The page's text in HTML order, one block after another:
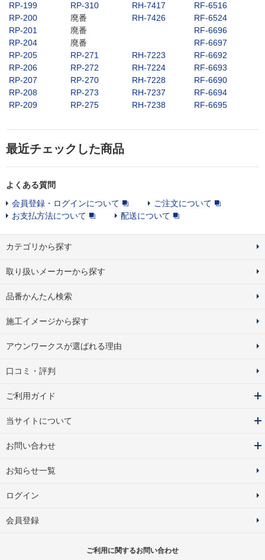
RP-199
RP-310 RH-7417
RF-6516
RP-200
廃番 RH-7426
RF-6524
RP-201
廃番
RF-6696
RP-204
廃番
RF-6697
RP-205
RP-271 RH-7223
RF-6692
RP-206
RP-272 RH-7224
RF-6693
RP-207
RP-270 RH-7228
RF-6690
RP-208
RP-273 RH-7237
RF-6694
RP-209
RP-275 RH-7238 RF-6695
最近チェックした商品
よくある質問
会員登録・ログインについて
ご注文について
お支払方法について
配送について
カテゴリから探す
取り扱いメーカーから探す
品番かんたん検索
施工イメージから探す
アウンワークスが選ばれる理由
口コミ・評判
ご利用ガイド
当サイトについて
お問い合わせ
お知らせ一覧
ログイン
会員登録
ご利用に関するお問い合わせ